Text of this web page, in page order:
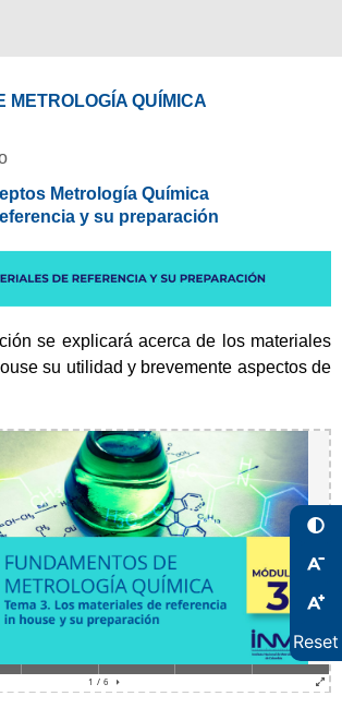
Reset
METROLOGÍA QUÍMICA
Metrología Química
y su preparación
se explicará acerca de los materiales
su utilidad y brevemente aspectos de